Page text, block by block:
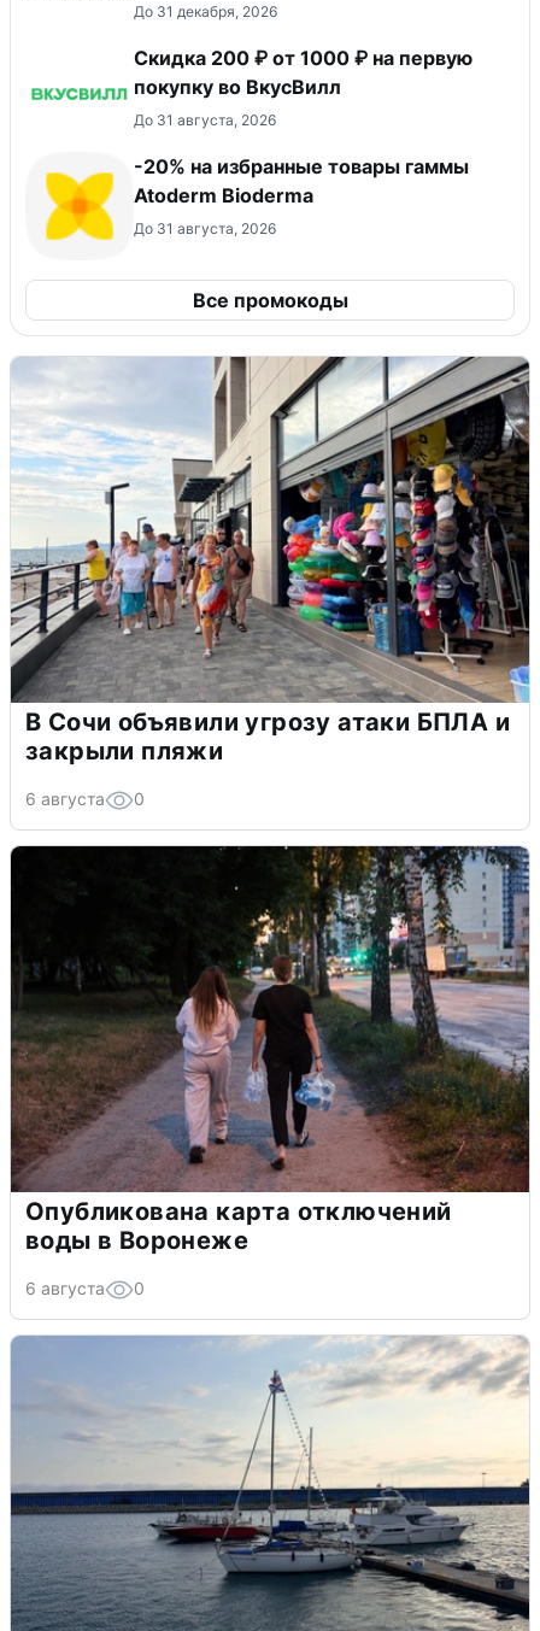
До 31 декабря, 2026
Скидка 200 ₽ от 1000 ₽ на первую
покупку во ВкусВилл
До 31 августа, 2026
-20% на избранные товары гаммы
Atoderm Bioderma
До 31 августа, 2026
Все промокоды
В Сочи объявили угрозу атаки БПЛА и
закрыли пляжи
6 августа 0
Опубликована карта отключений
воды в Воронеже
6 августа 0